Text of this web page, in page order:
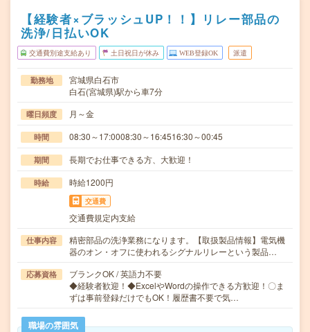
【経験者×ブラッシュUP！！】リレー部品の
洗浄/日払いOK
交通費別途支給あり 土日祝日が休み WEB登録OK 派遣
勤務地
宮城県白石市
白石(宮城県)駅から車7分
曜日頻度 月～金
時間 08:30～17:0008:30～16:4516:30～00:45
期間 長期でお仕事できる方、大歓迎！
時給 時給1200円
交通費
交通費規定内支給
仕事内容
精密部品の洗浄業務になります。【取扱製品情報】電気機
器のオン・オフに使われるシグナルリレーという製品…
応募資格
ブランクOK / 英語力不要
◆経験者歓迎！◆ExcelやWordの操作できる方歓迎！〇ま
ずは事前登録だけでもOK！履歴書不要で気…
職場の雰囲気